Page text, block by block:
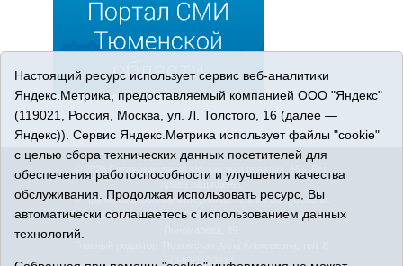
© 2026 Сетевое издание «Ишимская правда». 16+. Все
права защищены.
© При использовании материалов ссылка обязательна.
Адрес редакции: 627750 Тюменская область, г. Ишим, ул.
(34551) 23814
Настоящий ресурс использует сервис веб-аналитики
Яндекс.Метрика, предоставляемый компанией ООО "Яндекс"
(119021, Россия, Москва, ул. Л. Толстого, 16 (далее —
Яндекс)). Сервис Яндекс.Метрика использует файлы "cookie"
с целью сбора технических данных посетителей для
обеспечения работоспособности и улучшения качества
обслуживания. Продолжая использовать ресурс, Вы
автоматически соглашаетесь с использованием данных
технологий.